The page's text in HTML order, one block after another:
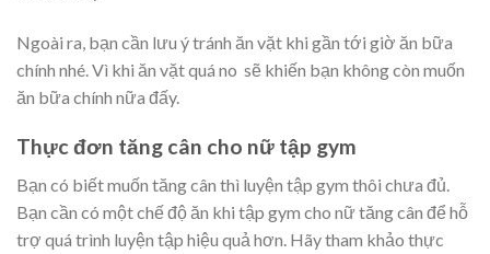
Ngoài ra, bạn cần lưu ý tránh ăn vặt khi gần tới giờ ăn bữa
chính nhé. Vì khi ăn vặt quá no sẽ khiến bạn không còn muốn
ăn bữa chính nữa đấy.
Thực đơn tăng cân cho nữ tập gym
Bạn có biết muốn tăng cân thì luyện tập gym thôi chưa đủ.
Bạn cần có một chế độ ăn khi tập gym cho nữ tăng cân để hỗ
trợ quá trình luyện tập hiệu quả hơn. Hãy tham khảo thực